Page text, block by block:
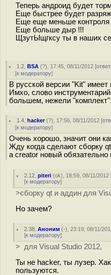
Теперь андроид будет
Еще быстрее будет
Еще еще меньше контроля
Еще больше дыр !!!
ЩзутЫщгксу ты в наших
1.2 ,BSA (?), 17:45, 08/11/2012 [
[к модератору]
В русской версии "Kit"
Имхо, слово инструментарий
большем, нежели "комплект".
1.4 ,hacker(?), 17:56, 08/11/2012 [
[к модератору]
Очень хорошо, значит они
Жду когда сделают сборку
а creator новый обязательно
2.12 ,piteri (ok), 18:59, 08/11/2012
[к модератору]
>сборку qt и аддин для
Но зачем?
2.38 ,Аноним (-), 23:19, 08/11/
[к модератору]
> для Visual Studio 2012,
Ты не hacker, ты лузер.
пользуются.